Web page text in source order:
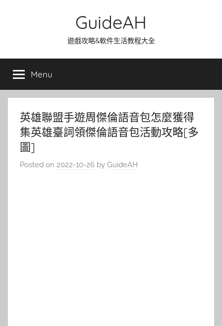
GuideAH
遊戲攻略&軟件生活教程大全
Menu
英雄聯盟手遊周傑倫語音包怎麼獲得
集英雄臺詞領傑倫語音包活動攻略[多
圖]
Posted on 2022-10-26 by GuideAH